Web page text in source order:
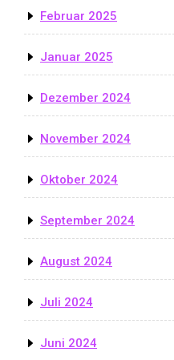
Februar 2025
Januar 2025
Dezember 2024
November 2024
Oktober 2024
September 2024
August 2024
Juli 2024
Juni 2024